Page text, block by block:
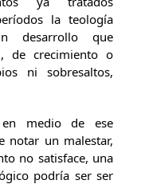
la teología
desarrollo que
de crecimiento o
ni sobresaltos,
medio de ese
notar un malestar,
no satisface, una
podría ser ser